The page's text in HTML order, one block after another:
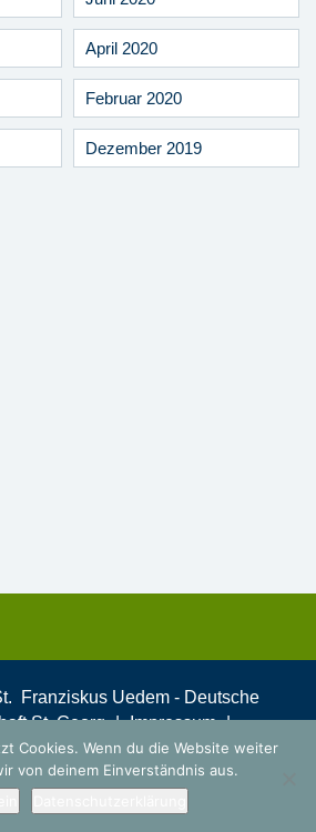
April 2020
Februar 2020
Dezember 2019
Franziskus Uedem - Deutsche
St. Georg | Impressum |
Unterstützung von:DPSG –
Cookies. Wenn du die Website weiter
von deinem Einverständnis aus.